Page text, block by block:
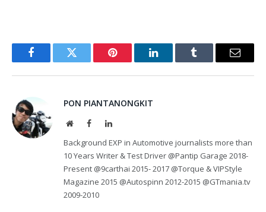
FacebookTwitter Pinterest LinkedInTumblr Email
PON PIANTANONGKIT
WebsiteFacebookLinkedIn
Background EXP in Automotive journalists more than
10 Years Writer & Test Driver @Pantip Garage 2018-
Present @9carthai 2015- 2017 @Torque & VIPStyle
Magazine 2015 @Autospinn 2012-2015 @GTmania.tv
2009-2010